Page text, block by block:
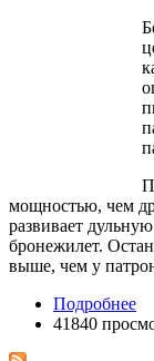
мощностью, чем
развивает
бронежилет.
выше, чем у
Подробнее
41840